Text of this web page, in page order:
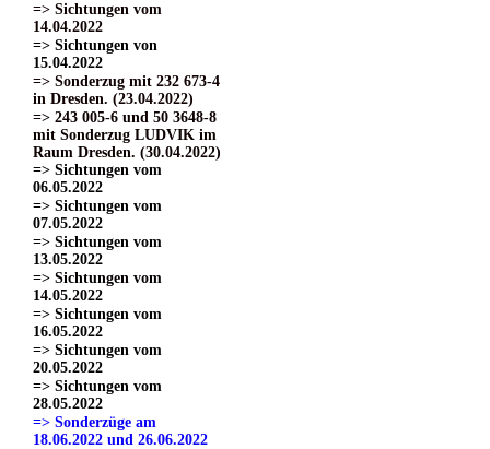
=> Sichtungen vom
14.04.2022
=> Sichtungen von
15.04.2022
=> Sonderzug mit 232 673-4
in Dresden. (23.04.2022)
=> 243 005-6 und 50 3648-8
mit Sonderzug LUDVIK im
Raum Dresden. (30.04.2022)
=> Sichtungen vom
06.05.2022
=> Sichtungen vom
07.05.2022
=> Sichtungen vom
13.05.2022
=> Sichtungen vom
14.05.2022
=> Sichtungen vom
16.05.2022
=> Sichtungen vom
20.05.2022
=> Sichtungen vom
28.05.2022
=> Sonderzüge am
18.06.2022 und 26.06.2022